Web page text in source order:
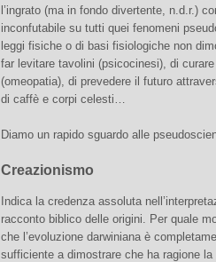
l’ingrato (ma in fondo divertente, n.d.r.)
inconfutabile su tutti quei fenomeni
leggi fisiche o di basi fisiologiche non
far levitare tavolini (psicocinesi), di
(omeopatia), di prevedere il futuro
di caffè e corpi celesti…
Diamo un rapido sguardo alle
Creazionismo
Indica la credenza assoluta
racconto biblico delle origini. Per quale
che l’evoluzione darwiniana è
sufficiente a dimostrare che ha ragione